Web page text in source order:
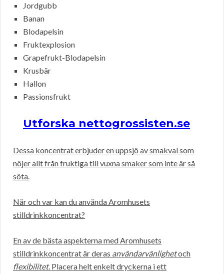
Jordgubb
Banan
Blodapelsin
Fruktexplosion
Grapefrukt-Blodapelsin
Krusbär
Hallon
Passionsfrukt
Utforska nettogrossisten.se
Dessa koncentrat erbjuder en uppsjö av smakval som
nöjer allt från fruktiga till vuxna smaker som inte är så
söta.
När och var kan du använda Aromhusets
stilldrinkkoncentrat?
En av de bästa aspekterna med Aromhusets
stilldrinkkoncentrat är deras användarvänlighetoch
flexibilitet. Placera helt enkelt dryckerna i ett